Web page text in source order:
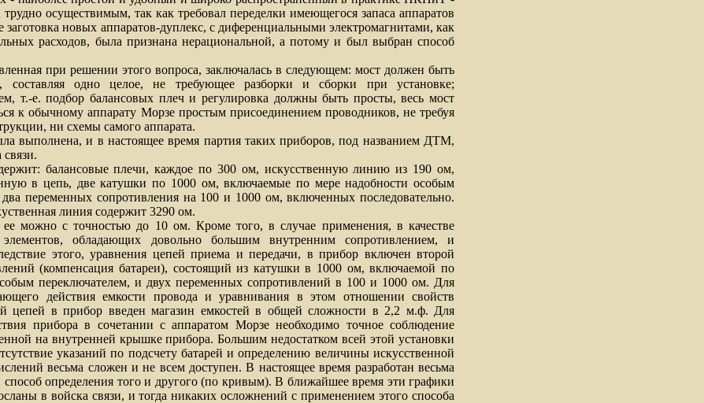
осуществимым, так как требовал переделки имеющегося запаса аппаратов
новых аппаратов-дуплекс, с диференциальными электромагнитами, как
расходов, была признана нерациональной, а потому и был выбран способ
при решении этого вопроса, заключалась в следующем: мост должен быть
составляя одно целое, не требующее разборки и сборки при установке;
т.-е. подбор балансовых плеч и регулировка должны быть просты, весь мост
к обычному аппарату Морзе простым присоединением проводников, не требуя
ни схемы самого аппарата.
и в настоящее время партия таких приборов, под названием ДТМ,
балансовые плечи, каждое по 300 ом, искусственную линию из 190 ом,
в цепь, две катушки по 1000 ом, включаемые по мере надобности особым
переменных сопротивления на 100 и 1000 ом, включенных последовательно.
линия содержит 3290 ом.
с точностью до 10 ом. Кроме того, в случае применения, в качестве
элементов, обладающих довольно большим внутренним сопротивлением, и
этого, уравнения цепей приема и передачи, в прибор включен второй
(компенсация батареи), состоящий из катушки в 1000 ом, включаемой по
переключателем, и двух переменных сопротивлений в 100 и 1000 ом. Для
действия емкости провода и уравнивания в этом отношении свойств
цепей в прибор введен магазин емкостей в общей сложности в 2,2 м.ф. Для
прибора в сочетании с аппаратом Морзе необходимо точное соблюдение
на внутренней крышке прибора. Большим недостатком всей этой установки
указаний по подсчету батарей и определению величины искусственной
весьма сложен и не всем доступен. В настоящее время разработан весьма
определения того и другого (по кривым). В ближайшее время эти графики
в войска связи, и тогда никаких осложнений с применением этого способа